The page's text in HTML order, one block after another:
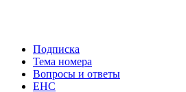
Подписка
Тема номера
Вопросы и ответы
ЕНС